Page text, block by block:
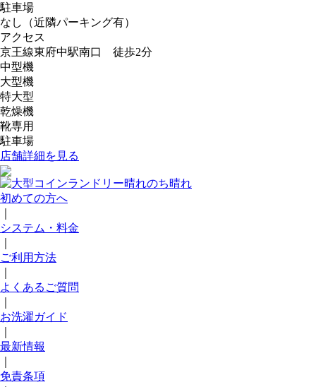
駐車場
なし（近隣パーキング有）
アクセス
京王線東府中駅南口 徒歩2分
中型機
大型機
特大型
乾燥機
靴専用
駐車場
店舗詳細を見る
初めての方へ
システム・料金
ご利用方法
よくあるご質問
お洗濯ガイド
最新情報
免責条項